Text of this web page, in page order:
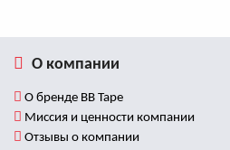
О компании
О бренде BB Tape
Миссия и ценности компании
Отзывы о компании